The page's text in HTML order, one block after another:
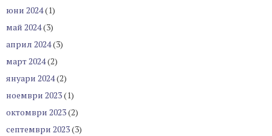
юни 2024(1)
май 2024(3)
април 2024(3)
март 2024(2)
януари 2024(2)
ноември 2023(1)
октомври 2023(2)
септември 2023(3)